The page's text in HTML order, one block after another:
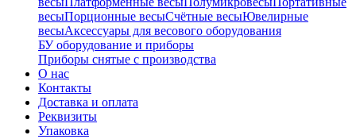
весыПорционные весыСчётные весыЮвелирные
весыАксессуары для весового оборудования
БУ оборудование и приборы
Приборы снятые с производства
О нас
Контакты
Доставка и оплата
Реквизиты
Упаковка